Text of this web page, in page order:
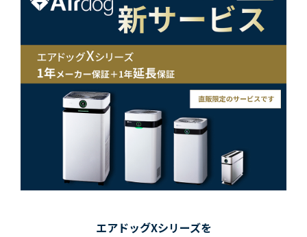
エアドッグXシリーズを